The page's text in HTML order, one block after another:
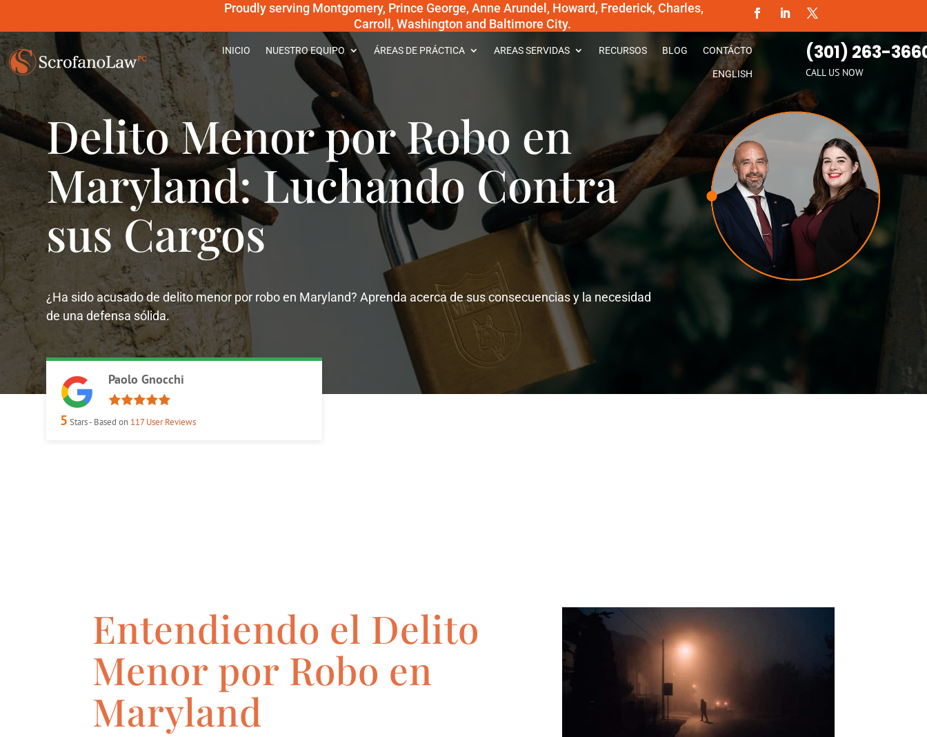
Proudly serving Montgomery, Prince George, Anne Arundel, Howard, Frederick, Charles,
Carroll, Washington and Baltimore City.
INICIO NUESTRO EQUIPO ÁREAS DE PRÁCTICA AREAS SERVIDAS RECURSOS BLOG CONTÁCTO
ENGLISH
(301) 263-
CALL US NOW
Delito Menor por Robo en
Maryland: Luchando Contra
sus Cargos
¿Ha sido acusado de delito menor por robo en Maryland? Aprenda acerca de sus consecuencias y la necesidad
de una defensa sólida.
Paolo Gnocchi
5 Stars - Based on 117User Reviews
Entendiendo el Delito
Menor por Robo en
Maryland